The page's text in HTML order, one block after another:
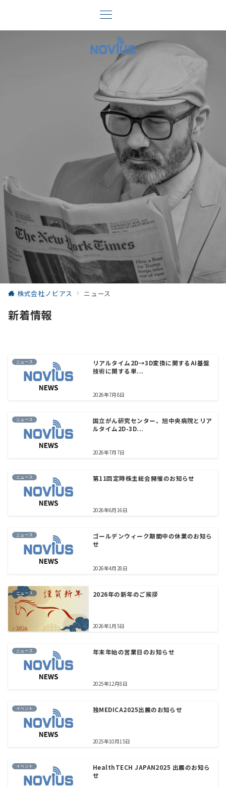
株式会社ノビアス ニュース
新着情報
ニュース
リアルタイム2D→3D変換に関するAI基盤
技術に関する単...
2026年7月8日
ニュース
国立がん研究センター、旭中央病院とリア
ルタイム2D-3D...
2026年7月7日
ニュース 第11回定時株主総会開催のお知らせ
2026年6月16日
ニュース
ゴールデンウィーク期間中の休業のお知ら
せ
2026年4月28日
ニュース 2026年の新年のご挨拶
2026年1月5日
ニュース 年末年始の営業日のお知らせ
2025年12月8日
イベント 独MEDICA2025出展のお知らせ
2025年10月15日
イベント
HealthTECH JAPAN2025 出展のお知ら
せ